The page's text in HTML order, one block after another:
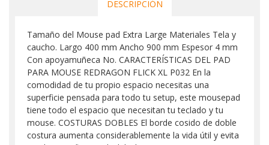
DESCRIPCIÓN
Tamaño del Mouse pad Extra Large Materiales Tela y
caucho. Largo 400 mm Ancho 900 mm Espesor 4 mm
Con apoyamuñeca No. CARACTERÍSTICAS DEL PAD
PARA MOUSE REDRAGON FLICK XL P032 En la
comodidad de tu propio espacio necesitas una
superficie pensada para todo tu setup, este mousepad
tiene todo el espacio que necesitan tu teclado y tu
mouse. COSTURAS DOBLES El borde cosido de doble
costura aumenta considerablemente la vida útil y evita